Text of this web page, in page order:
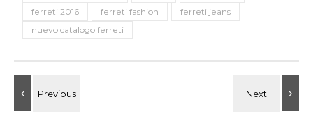
ferreti 2016
ferreti fashion
ferreti jeans
nuevo catalogo ferreti